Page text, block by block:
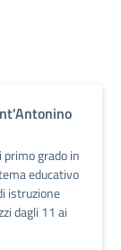
grado in
educativo
istruzione
dagli 11 ai